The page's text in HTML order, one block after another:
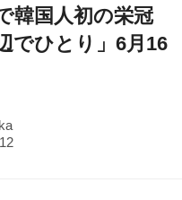
韓国人初の栄冠
でひとり」6月16